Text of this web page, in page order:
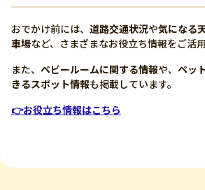
おでかけ前には、 道路交通状況や気になる
車場など、さまざまなお役立ち情報をご活
また、 ベビールームに関する情報や、 ペッ
きるスポット情報も掲載しています。
👉お役立ち情報はこちら